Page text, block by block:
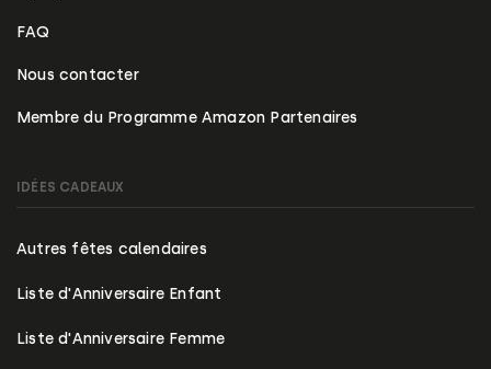
FAQ
Nous contacter
Membre du Programme Amazon Partenaires
IDÉES CADEAUX
Autres fêtes calendaires
Liste d'Anniversaire Enfant
Liste d'Anniversaire Femme